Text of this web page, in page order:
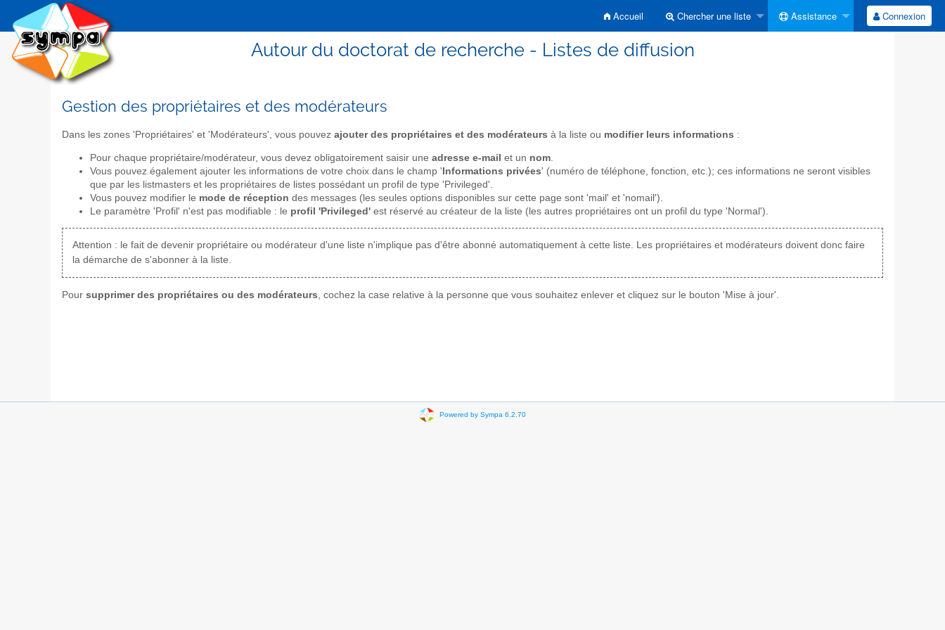
Accueil Chercher une liste Assistance Connexion
Autour du doctorat de recherche - Listes de diffusion
Gestion des propriétaires et des modérateurs
Dans les zones 'Propriétaires' et 'Modérateurs', vous pouvez ajouter des propriétaires et des modérateurs à la liste ou modifier leurs informations :
Pour chaque propriétaire/modérateur, vous devez obligatoirement saisir une adresse e-mail et un nom.
Vous pouvez également ajouter les informations de votre choix dans le champ ' Informations privées' (numéro de téléphone, fonction, etc.); ces informations ne seront visibles
que par les listmasters et les propriétaires de listes possédant un profil de type 'Privileged'.
Vous pouvez modifier le mode de réception des messages (les seules options disponibles sur cette page sont 'mail' et 'nomail').
Le paramètre 'Profil' n'est pas modifiable : le profil 'Privileged' est réservé au créateur de la liste (les autres propriétaires ont un profil du type 'Normal').
Attention : le fait de devenir propriétaire ou modérateur d'une liste n'implique pas d'être abonné automatiquement à cette liste. Les propriétaires et modérateurs doivent donc faire
la démarche de s'abonner à la liste.
Pour supprimer des propriétaires ou des modérateurs , cochez la case relative à la personne que vous souhaitez enlever et cliquez sur le bouton 'Mise à jour'.
Powered by Sympa 6.2.70